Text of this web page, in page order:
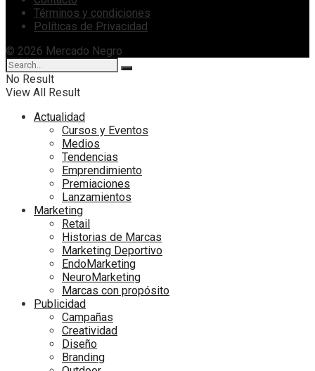
Términos y condiciones
Políticas de Privacidad
© 2026 Mercado Negro
No Result
View All Result
Actualidad
Cursos y Eventos
Medios
Tendencias
Emprendimiento
Premiaciones
Lanzamientos
Marketing
Retail
Historias de Marcas
Marketing Deportivo
EndoMarketing
NeuroMarketing
Marcas con propósito
Publicidad
Campañas
Creatividad
Diseño
Branding